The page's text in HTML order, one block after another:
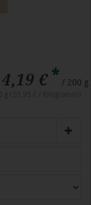
4,19 €* / 200 g